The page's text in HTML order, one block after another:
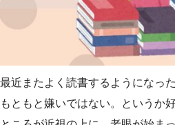
最近またよく読書するようになった
もともと嫌いではない。というか